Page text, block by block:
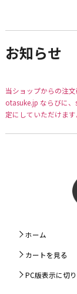
お知らせ
当ショップからの注
otasuke.jp ならびに
定にしていただけます
ホーム
カートを見る
PC版表示に切